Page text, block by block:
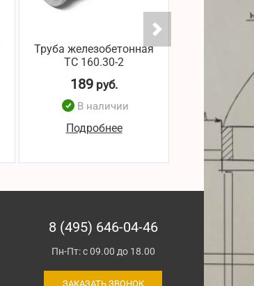
Труба железобетонная
ТС 160.30-2
189 руб.
В наличии
Подробнее
188
В
8 (495) 646-04-46
Пн-Пт: с 09.00 до 18.00
ЗАКАЗАТЬ ЗВОНОК